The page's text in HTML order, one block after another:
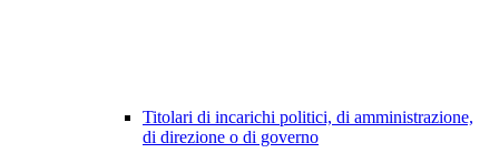
Titolari di incarichi politici, di amministrazione,
di direzione o di governo